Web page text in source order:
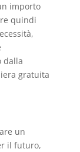
importo
quindi
dalla
gratuita
un
il futuro,